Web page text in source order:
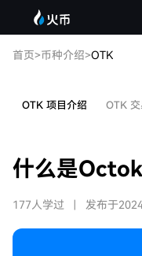
首页>币种介绍>OTK
OTK 项目介绍 OTK
什么是
177人学过 发布于